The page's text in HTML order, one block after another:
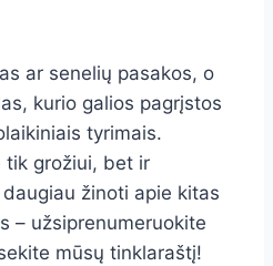
ar senelių pasakos, o
kurio galios pagrįstos
tyrimais.
tik grožiui, bet ir
žinoti apie kitas
– užsiprenumeruokite
mūsų tinklaraštį!